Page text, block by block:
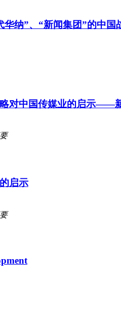
纳”、“新闻集团”的中国
对中国传媒业的启示——
启示